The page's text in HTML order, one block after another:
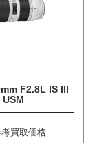
F2.8L IS III
USM
買取価格